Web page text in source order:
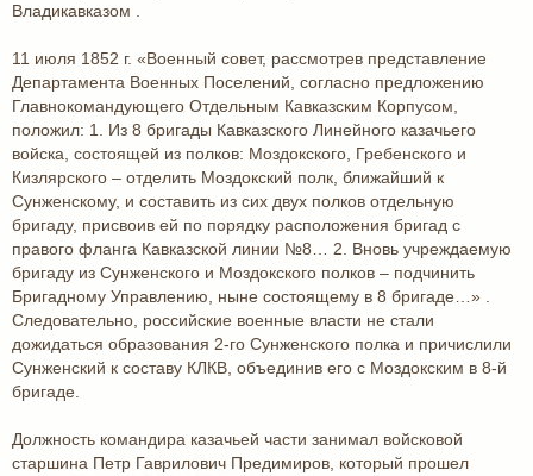
Владикавказом .
11 июля 1852 г. «Военный совет, рассмотрев представление
Департамента Военных Поселений, согласно предложению
Главнокомандующего Отдельным Кавказским Корпусом,
положил: 1. Из 8 бригады Кавказского Линейного казачьего
войска, состоящей из полков: Моздокского, Гребенского и
Кизлярского – отделить Моздокский полк, ближайший к
Сунженскому, и составить из сих двух полков отдельную
бригаду, присвоив ей по порядку расположения бригад с
правого фланга Кавказской линии №8… 2. Вновь учреждаемую
бригаду из Сунженского и Моздокского полков – подчинить
Бригадному Управлению, ныне состоящему в 8 бригаде…» .
Следовательно, российские военные власти не стали
дожидаться образования 2-го Сунженского полка и причислили
Сунженский к составу КЛКВ, объединив его с Моздокским в 8-й
бригаде.
Должность командира казачьей части занимал войсковой
старшина Петр Гаврилович Предимиров, который прошел